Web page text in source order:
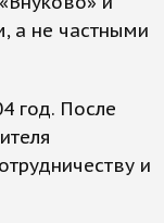
а не частными
год. После
и